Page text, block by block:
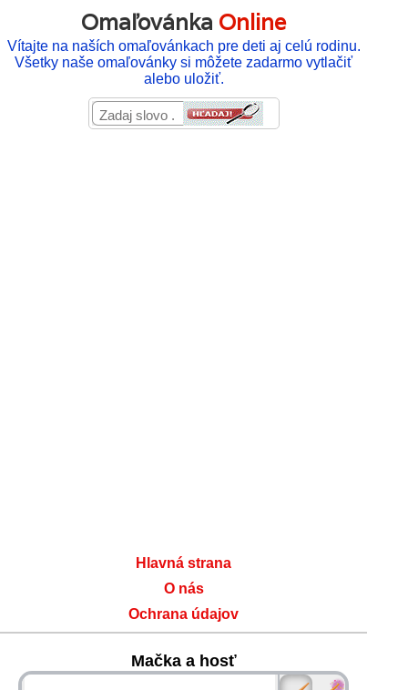
Omaľovánka Online
Vítajte na naších omaľovánkach pre deti aj celú rodinu.
Všetky naše omaľovánky si môžete zadarmo vytlačiť
alebo uložiť.
Hlavná strana
O nás
Ochrana údajov
Mačka a hosť